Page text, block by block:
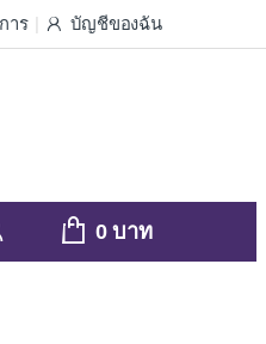
าร บัญชีของฉัน
0